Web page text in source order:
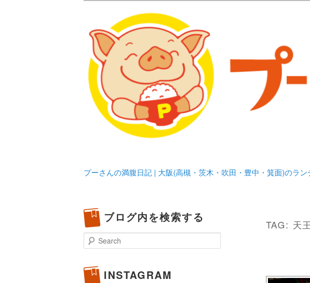
プーさんの満腹日記 | 大阪(
豊中・箕面)のランチ＆デ
化してます。
プーさんの満腹日記 | 大阪(高槻・茨木・吹田・豊中・箕面)のラ
TAG: 天
ブログ内を検索する
Search
INSTAGRAM